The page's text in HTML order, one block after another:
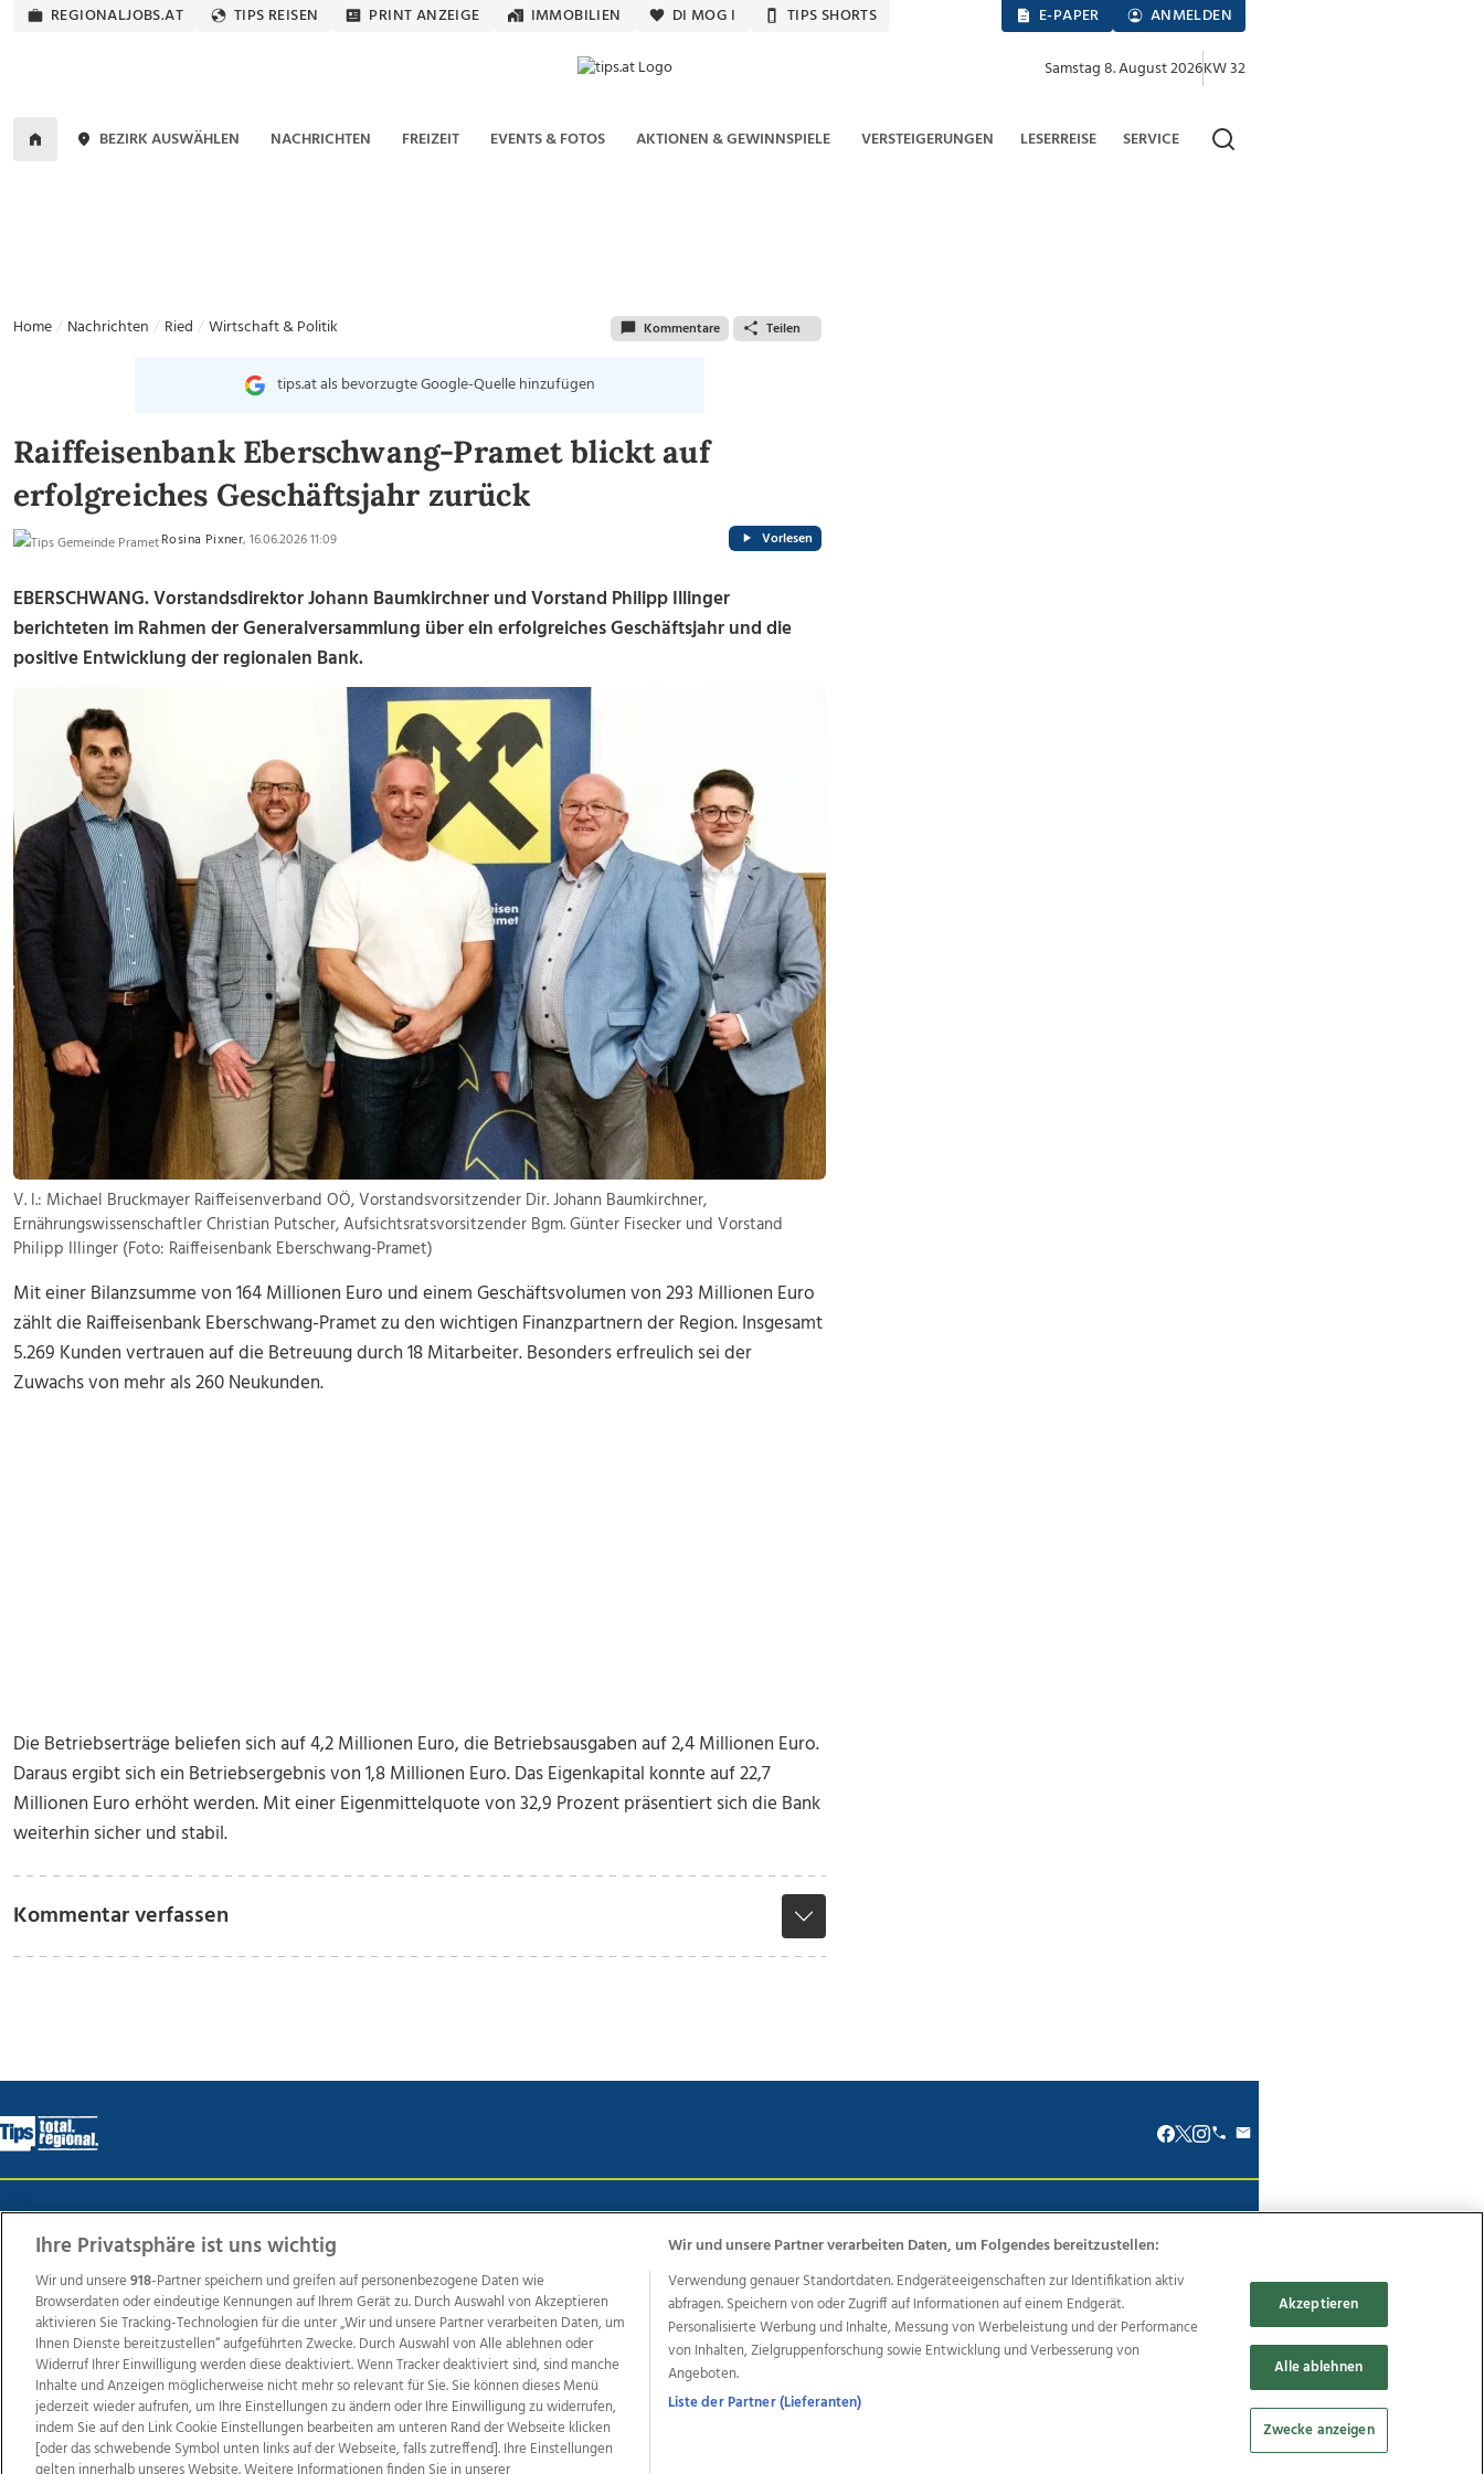
REGIONALJOBS.AT TIPS REISEN PRINT ANZEIGE IMMOBILIEN DI MOG I TIPS SHORTS E-PAPER ANMELDEN
Samstag 8. August 2026KW 32
BEZIRK AUSWÄHLEN NACHRICHTEN FREIZEIT EVENTS & FOTOS AKTIONEN & GEWINNSPIELE VERSTEIGERUNGEN LESERREISE SERVICE
Home Nachrichten Ried Wirtschaft & Politik Kommentare Teilen
tips.at als bevorzugte Google-Quelle hinzufügen
Raiffeisenbank Eberschwang-Pramet blickt auf
erfolgreiches Geschäftsjahr zurück
Rosina Pixner, 16.06.2026 11:09 Vorlesen
EBERSCHWANG.Vorstandsdirektor Johann Baumkirchner und Vorstand Philipp Illinger
berichteten im Rahmen der Generalversammlung über ein erfolgreiches Geschäftsjahr und die
positive Entwicklung der regionalen Bank.
V. l.: Michael Bruckmayer Raiffeisenverband OÖ, Vorstandsvorsitzender Dir. Johann Baumkirchner,
Ernährungswissenschaftler Christian Putscher, Aufsichtsratsvorsitzender Bgm. Günter Fisecker und Vorstand
Philipp Illinger (Foto: Raiffeisenbank Eberschwang-Pramet)
Mit einer Bilanzsumme von 164 Millionen Euro und einem Geschäftsvolumen von 293 Millionen Euro
zählt die Raiffeisenbank Eberschwang-Pramet zu den wichtigen Finanzpartnern der Region. Insgesamt
5.269 Kunden vertrauen auf die Betreuung durch 18 Mitarbeiter. Besonders erfreulich sei der
Zuwachs von mehr als 260 Neukunden.
Die Betriebserträge beliefen sich auf 4,2 Millionen Euro, die Betriebsausgaben auf 2,4 Millionen Euro.
Daraus ergibt sich ein Betriebsergebnis von 1,8 Millionen Euro. Das Eigenkapital konnte auf 22,7
Millionen Euro erhöht werden. Mit einer Eigenmittelquote von 32,9 Prozent präsentiert sich die Bank
weiterhin sicher und stabil.
Kommentar verfassen
Weitere Angebote des Medienhauses Wimmer
TV1 di-mog-i.at OÖNow Ischler Woche Life Radio OÖNachrichten OÖN Immobilien OÖN Karriere OÖN Reise
Promenaden Galerien
Regionaljobs
wasistlos.at wirtrauern.at
Ihre Privatsphäre ist uns wichtig
Wir und unsere918-Partner speichern und greifen auf personenbezogene Daten wie
Browserdaten oder eindeutige Kennungen auf Ihrem Gerät zu. Durch Auswahl von Akzeptieren
aktivieren Sie Tracking-Technologien für die unter „Wir und unsere Partner verarbeiten Daten, um
Ihnen Dienste bereitzustellen“ aufgeführten Zwecke. Durch Auswahl von Alle ablehnen oder
Widerruf Ihrer Einwilligung werden diese deaktiviert. Wenn Tracker deaktiviert sind, sind manche
Inhalte und Anzeigen möglicherweise nicht mehr so relevant für Sie. Sie können dieses Menü
jederzeit wieder aufrufen, um Ihre Einstellungen zu ändern oder Ihre Einwilligung zu widerrufen,
indem Sie auf den Link Cookie Einstellungen bearbeiten am unteren Rand der Webseite klicken
[oder das schwebende Symbol unten links auf der Webseite, falls zutreffend]. Ihre Einstellungen
Wir und unsere Partner verarbeiten Daten, um Folgendes bereitzustellen:
Verwendung genauer Standortdaten. Endgeräteeigenschaften zur Identifikation aktiv
abfragen. Speichern von oder Zugriff auf Informationen auf einem Endgerät.
Personalisierte Werbung und Inhalte, Messung von Werbeleistung und der Performance
von Inhalten, Zielgruppenforschung sowie Entwicklung und Verbesserung von
Angeboten.
Liste der Partner (Lieferanten)
Akzeptieren
Alle ablehnen
Zwecke anzeigen